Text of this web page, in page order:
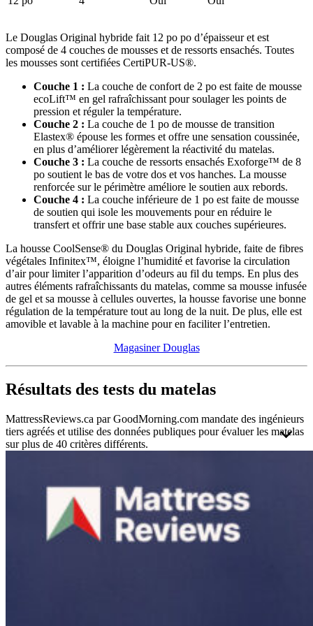
Le Douglas Original hybride fait 12 po po d’épaisseur et est
composé de 4 couches de mousses et de ressorts ensachés. Toutes
les mousses sont certifiées CertiPUR-US®.
Couche 1 : La couche de confort de 2 po est faite de mousse
ecoLift™ en gel rafraîchissant pour soulager les points de
pression et réguler la température.
Couche 2 : La couche de 1 po de mousse de transition
Elastex® épouse les formes et offre une sensation coussinée,
en plus d’améliorer légèrement la réactivité du matelas.
Couche 3 : La couche de ressorts ensachés Exoforge™ de 8
po soutient le bas de votre dos et vos hanches. La mousse
renforcée sur le périmètre améliore le soutien aux rebords.
Couche 4 : La couche inférieure de 1 po est faite de mousse
de soutien qui isole les mouvements pour en réduire le
transfert et offrir une base stable aux couches supérieures.
La housse CoolSense® du Douglas Original hybride, faite de fibres
végétales Infinitex™, éloigne l’humidité et favorise la circulation
d’air pour limiter l’apparition d’odeurs au fil du temps. En plus des
autres éléments rafraîchissants du matelas, comme sa mousse infusée
de gel et sa mousse à cellules ouvertes, la housse favorise une bonne
régulation de la température tout au long de la nuit. De plus, elle est
amovible et lavable à la machine pour en faciliter l’entretien.
Magasiner Douglas
Résultats des tests du matelas
MattressReviews.ca par GoodMorning.com mandate des ingénieurs
tiers agréés et utilise des données publiques pour évaluer les matelas
sur plus de 40 critères différents.
normes professionnelles des ingénieurs auxquels nous avons recours
contribuent à s’assurer que les résultats restent impartiaux, valides et
Chaque matelas a été évalué en utilisant la mêmeméthodologie